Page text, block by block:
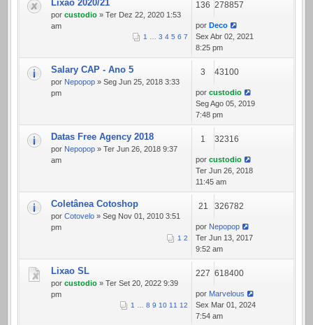
Lixao 2020/21
por custodio » Ter Dez 22, 2020 1:53
am
1 … 3 4 5 6 7
136 278857
por Deco
Sex Abr 02, 2021
8:25 pm
Salary CAP - Ano 5
por Nepopop » Seg Jun 25, 2018 3:33
pm
3 43100
por custodio
Seg Ago 05, 2019
7:48 pm
Datas Free Agency 2018
por Nepopop » Ter Jun 26, 2018 9:37
am
1 32316
por custodio
Ter Jun 26, 2018
11:45 am
Coletânea Cotoshop
por Cotovelo » Seg Nov 01, 2010 3:51
pm
1 2
21 326782
por Nepopop
Ter Jun 13, 2017
9:52 am
Lixao SL
por custodio » Ter Set 20, 2022 9:39
pm
1 … 8 9 10 11 12
227 618400
por Marvelous
Sex Mar 01, 2024
7:54 am